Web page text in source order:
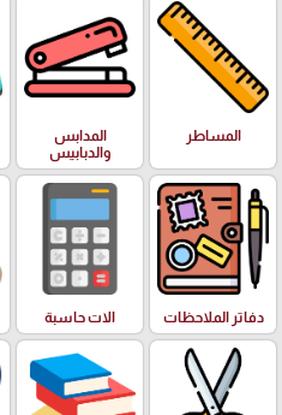
المساطر
المدابس
والدبابيس
دفاتر الملاحظات الات حاسبة